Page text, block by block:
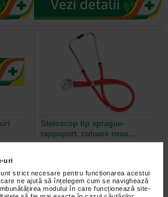
uri
strict necesare pentru funcționarea acestui
ne ajută să înțelegem cum se navighează
modului în care funcționează site-
care
Stetoscop tip sprague-
rappaport, culoare rosu…
pacientii de toate varstele. Setul…